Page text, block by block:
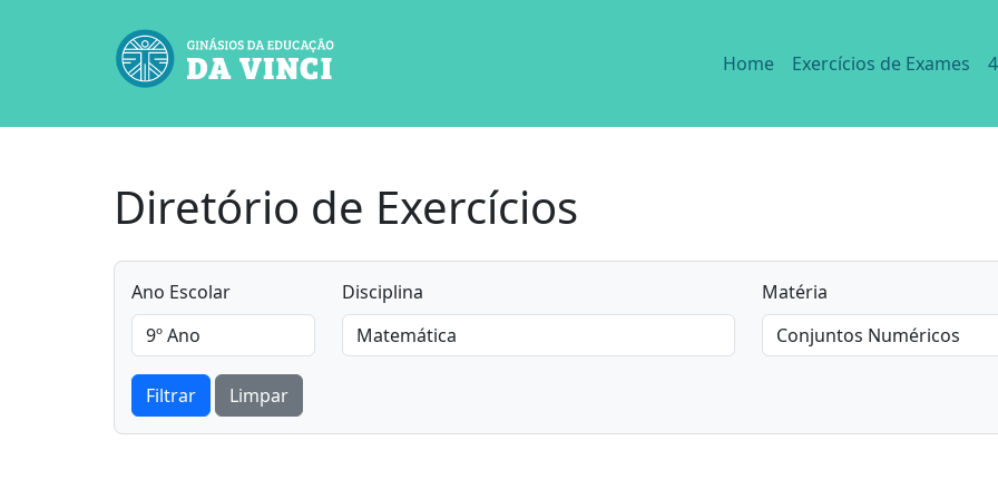
Home Exercícios de Exames
Diretório de Exercícios
Ano Escolar Disciplina Matéria
Filtrar Limpar